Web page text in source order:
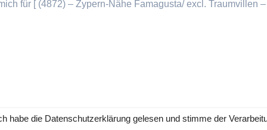
habe die Datenschutzerklärung gelesen und stimme der